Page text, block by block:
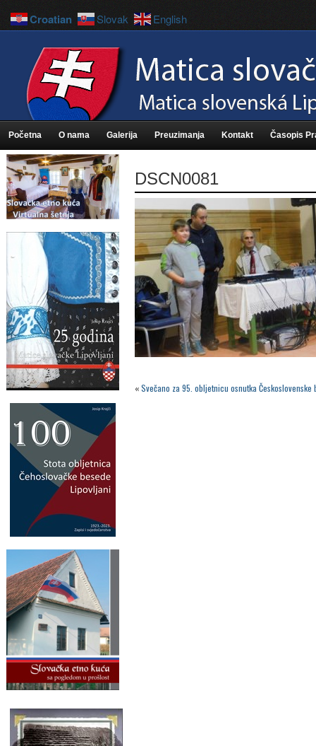
Početna O nama Galerija Preuzimanja Kontakt Časopis
DSCN0081
«Svečano za 95. obljetnicu osnutka
Croatian Slovak English